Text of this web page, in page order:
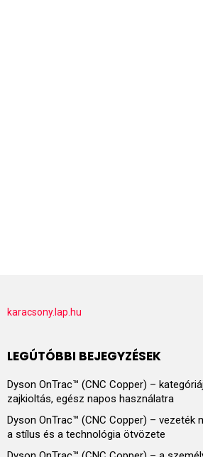
karacsony.lap.hu
LEGÚTÓBBI BEJEGYZÉSEK
Dyson OnTrac™ (CNC Copper) –
zajkioltás, egész napos használatra
Dyson OnTrac™ (CNC Copper) – vezeték
a stílus és a technológia ötvözete